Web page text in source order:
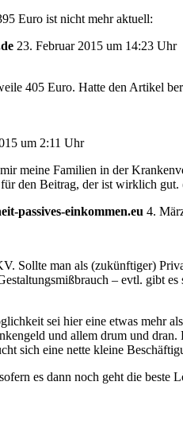
Euro ist nicht mehr aktuell:
23. Februar 2015 um 14:23 Uhr
405 Euro. Hatte den Artikel
um 2:11 Uhr
meine Familien in der
den Beitrag, der ist wirklich gut.
passives-einkommen.eu 4.
Sollte man als (zukünftiger)
– evtl. gibt
sei hier eine etwas mehr
und allem drum und
sich eine nette kleine
es dann noch geht die